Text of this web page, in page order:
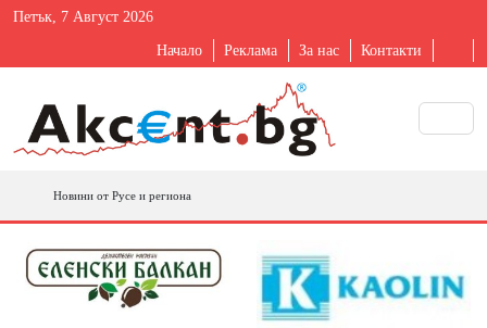
Петък, 7 Август 2026
Начало Реклама За нас Контакти
Новини от Русе и региона